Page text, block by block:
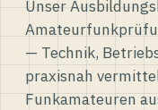
Unser
— Technik,
praxisnah
Funkamateuren